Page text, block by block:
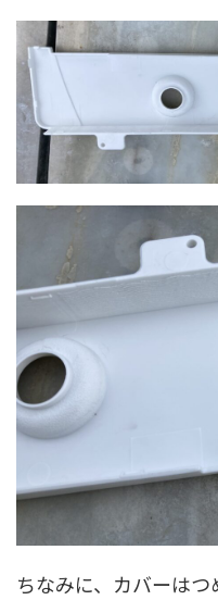
ちなみに、カバーは